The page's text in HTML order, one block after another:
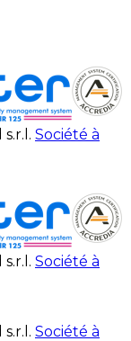
Société à
Société à
Société à